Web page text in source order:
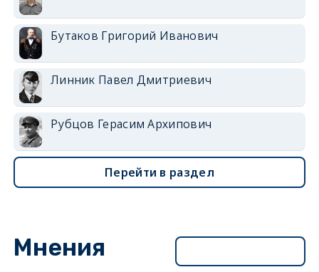
Бутаков Григорий Иванович
Линник Павел Дмитриевич
Рубцов Герасим Архипович
Перейти в раздел
Мнения